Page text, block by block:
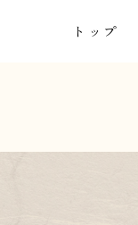
トップ